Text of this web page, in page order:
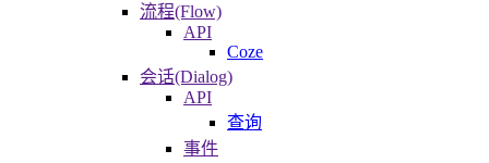
流程(Flow)
API
Coze
会话(Dialog)
API
查询
事件